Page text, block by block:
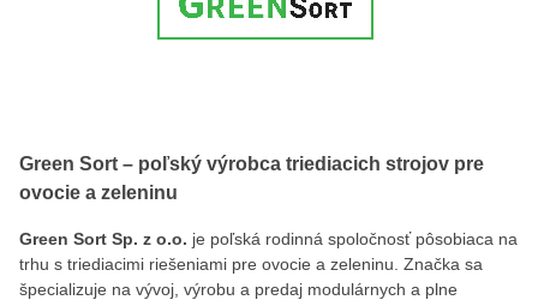
Green Sort – poľský výrobca triediacich strojov pre
ovocie a zeleninu
Green Sort Sp. z o.o. je poľská rodinná spoločnosť pôsobiaca na
trhu s triediacimi riešeniami pre ovocie a zeleninu. Značka sa
špecializuje na vývoj, výrobu a predaj modulárnych a plne